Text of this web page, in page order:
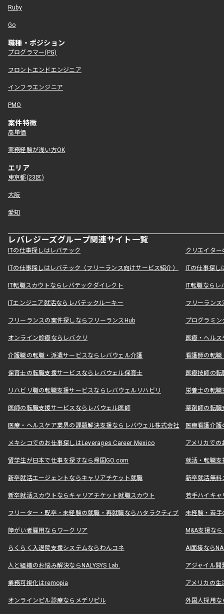
Ruby
Go
職種・ポジション
プログラマー(PG)
フロントエンドエンジニア
インフラエンジニア
PMO
案件特徴
高単価
実務経験が浅い方OK
エリア
東京都(23区)
大阪
愛知
レバレジーズグループ関連サイト一覧
ITの仕事探しはレバテック クリエイタ
ITの仕事探しはレバテック（フリーランス向けサービス紹介） ITの仕事探
IT転職スカウトならレバテックダイレクト IT転職なら
ITエンジニア就活ならレバテックルーキー フリーラン
フリーランスの案件探しならフリーランスHub プログラミ
オンライン診療ならレバクリ 医療・ヘル
介護職の転職・派遣サービスならレバウェル介護 看護師の転
保育士の転職支援サービスならレバウェル保育士 医療技師の
リハビリ職の転職支援サービスならレバウェルリハビリ 栄養士の転
医師の転職支援サービスならレバウェル医師 薬剤師の転
医療・ヘルスケア業界の課題解決支援ならレバウェル株式会社 医療看護介
メキシコでのお仕事探しはLeverages Career Mexico アメリカで
留学生が日本で仕事を探すなら帰国GO.com 就活・転職
新卒就活エージェントならキャリアチケット就職 新卒就活無料
新卒就活スカウトならキャリアチケット就職スカウト 若手ハイキ
フリーター・既卒・未経験の就職・再就職ならハタラクティブ 未経験・若手
障がい者雇用ならワークリア M&A支援な
らくらく入退院支援システムならわんコネ AI面接なら
人と組織のお悩み解決ならNALYSYS Lab. アジャイル
業務可視化はremopia アメリカの
オンラインピル診療ならメデリピル 外国人採用